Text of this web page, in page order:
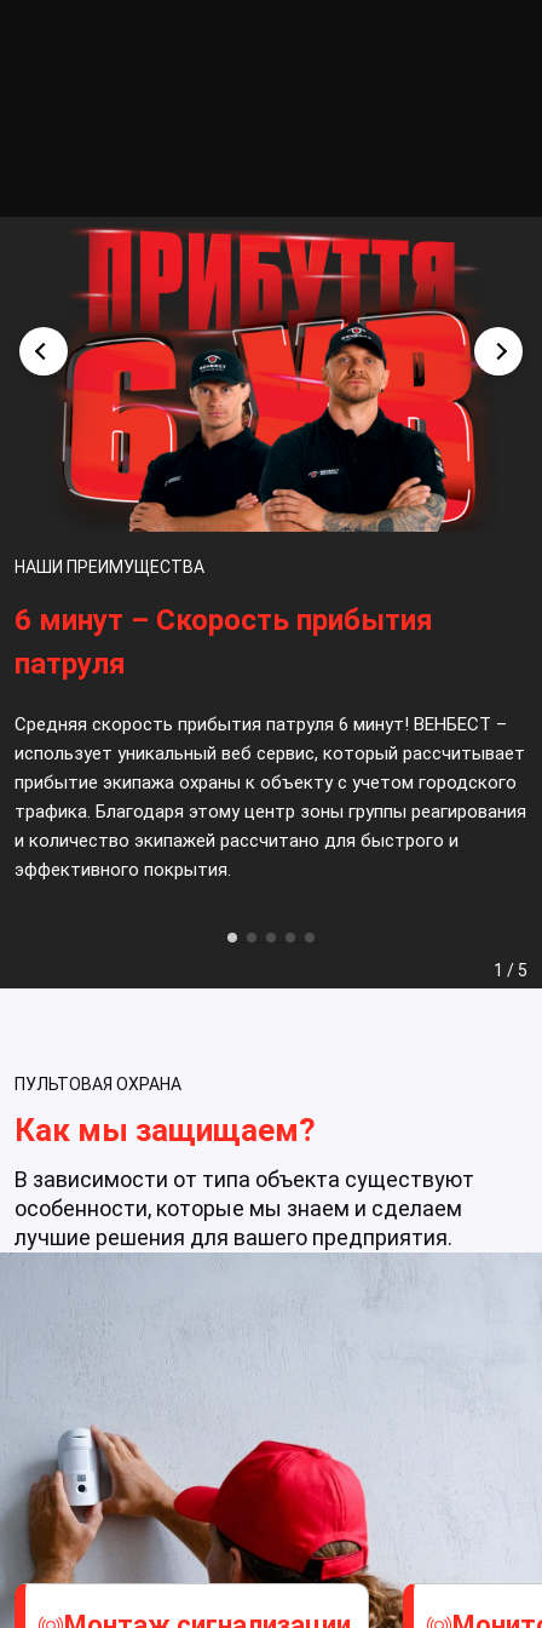
НАШИ ПРЕИМУЩЕСТВА
6 минут – Скорость прибытия
патруля
Средняя скорость прибытия патруля 6 минут! ВЕНБЕСТ –
использует уникальный веб сервис, который рассчитывает
прибытие экипажа охраны к объекту с учетом городского
трафика. Благодаря этому центр зоны группы реагирования
и количество экипажей рассчитано для быстрого и
эффективного покрытия.
1 / 5
ПУЛЬТОВАЯ ОХРАНА
Как мы защищаем?
В зависимости от типа объекта существуют
особенности, которые мы знаем и сделаем
лучшие решения для вашего предприятия.